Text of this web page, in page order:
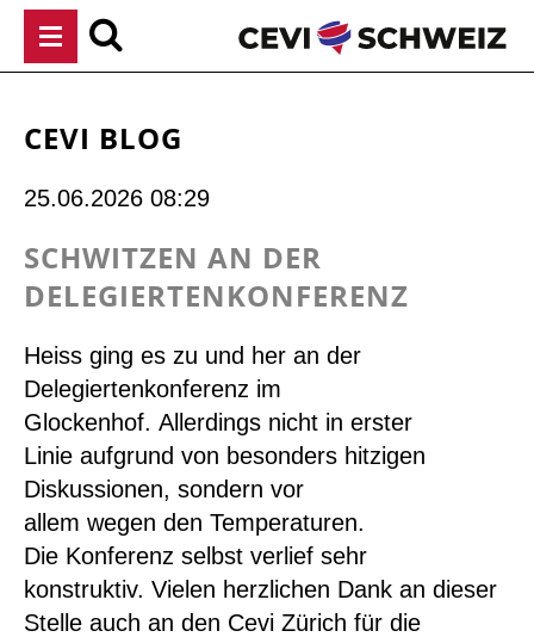
überspringen
CEVI BLOG
25.06.2026 08:29
SCHWITZEN AN DER
DELEGIERTENKONFERENZ
Heiss ging es zu und her an der
Delegiertenkonferenz im
Glockenhof. Allerdings nicht in erster
Linie aufgrund von besonders hitzigen
Diskussionen, sondern vor
allem wegen den Temperaturen.
Die Konferenz selbst verlief sehr
konstruktiv. Vielen herzlichen Dank an dieser
Stelle auch an den Cevi Zürich für die